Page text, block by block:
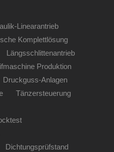
Linearantrieb
Komplettlösung
Längsschlittenantrieb
Produktion
Druckguss-Anlagen
Tänzersteuerung
Dichtungsprüfstand